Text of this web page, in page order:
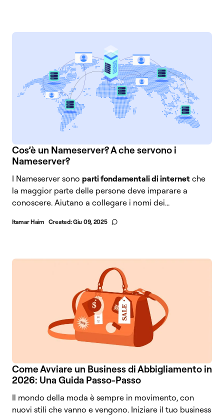
Cos’è un Nameserver? A che servono i
Nameserver?
I Nameserver sono parti fondamentali di internet che
la maggior parte delle persone deve imparare a
conoscere. Aiutano a collegare i nomi dei...
Itamar Haim Created:Giu 09, 2025
Come Avviare un Business di Abbigliamento in
2026: Una Guida Passo-Passo
Il mondo della moda è sempre in movimento, con
nuovi stili che vanno e vengono. Iniziare il tuo business